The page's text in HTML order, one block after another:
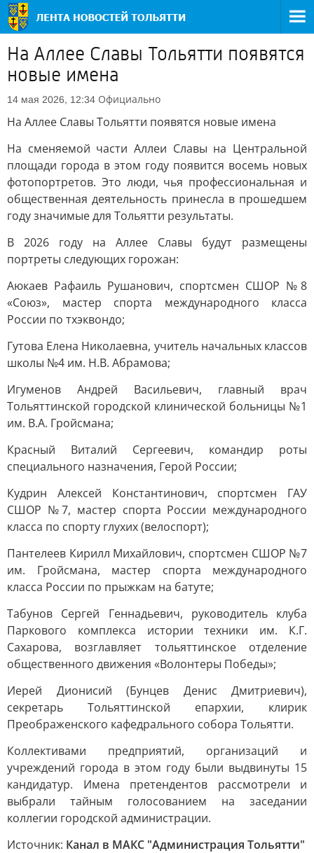
На Аллее Славы Тольятти появятся
новые имена
14 мая 2026, 12:34 Официально
На Аллее Славы Тольятти появятся новые имена
На сменяемой части Аллеи Славы на Центральной
площади города в этом году появится восемь новых
фотопортретов. Это люди, чья профессиональная и
общественная деятельность принесла в прошедшем
году значимые для Тольятти результаты.
В 2026 году на Аллее Славы будут размещены
портреты следующих горожан:
Аюкаев Рафаиль Рушанович, спортсмен СШОР №8
«Союз», мастер спорта международного класса
России по тхэквондо;
Гутова Елена Николаевна, учитель начальных классов
школы №4 им. Н.В. Абрамова;
Игуменов Андрей Васильевич, главный врач
Тольяттинской городской клинической больницы №1
им. В.А. Гройсмана;
Красный Виталий Сергеевич, командир роты
специального назначения, Герой России;
Кудрин Алексей Константинович, спортсмен ГАУ
СШОР №7, мастер спорта России международного
класса по спорту глухих (велоспорт);
Пантелеев Кирилл Михайлович, спортсмен СШОР №7
им. Гройсмана, мастер спорта международного
класса России по прыжкам на батуте;
Табунов Сергей Геннадьевич, руководитель клуба
Паркового комплекса истории техники им. К.Г.
Сахарова, возглавляет тольяттинское отделение
общественного движения «Волонтеры Победы»;
Иерей Дионисий (Бунцев Денис Дмитриевич),
секретарь Тольяттинской епархии, клирик
Преображенского кафедрального собора Тольятти.
Коллективами предприятий, организаций и
учреждений города в этом году были выдвинуты 15
кандидатур. Имена претендентов рассмотрели и
выбрали тайным голосованием на заседании
коллегии городской администрации.
Источник: Канал в МАКС "Администрация Тольятти"